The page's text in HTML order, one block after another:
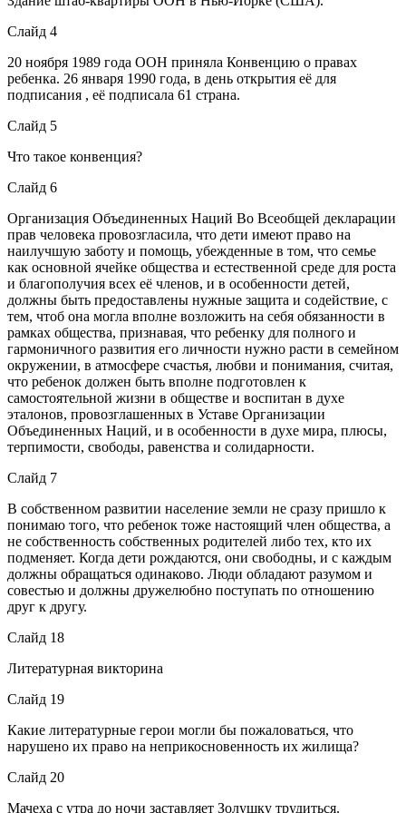
Слайд 4
20 ноября 1989 года ООН приняла Конвенцию о правах
ребенка. 26 января 1990 года, в день открытия её для
подписания , её подписала 61 страна.
Слайд 5
Что такое конвенция?
Слайд 6
Организация Объединенных Наций Во Всеобщей декларации
прав человека провозгласила, что дети имеют право на
наилучшую заботу и помощь, убежденные в том, что семье
как основной ячейке общества и естественной среде для роста
и благополучия всех её членов, и в особенности детей,
должны быть предоставлены нужные защита и содействие, с
тем, чтоб она могла вполне возложить на себя обязанности в
рамках общества, признавая, что ребенку для полного и
гармоничного развития его личности нужно расти в семейном
окружении, в атмосфере счастья, любви и понимания, считая,
что ребенок должен быть вполне подготовлен к
самостоятельной жизни в обществе и воспитан в духе
эталонов, провозглашенных в Уставе Организации
Объединенных Наций, и в особенности в духе мира, плюсы,
терпимости, свободы, равенства и солидарности.
Слайд 7
В собственном развитии население земли не сразу пришло к
понимаю того, что ребенок тоже настоящий член общества, а
не собственность собственных родителей либо тех, кто их
подменяет. Когда дети рождаются, они свободны, и с каждым
должны обращаться одинаково. Люди обладают разумом и
совестью и должны дружелюбно поступать по отношению
друг к другу.
Слайд 18
Литературная викторина
Слайд 19
Какие литературные герои могли бы пожаловаться, что
нарушено их право на неприкосновенность их жилища?
Слайд 20
Мачеха с утра до ночи заставляет Золушку трудиться.